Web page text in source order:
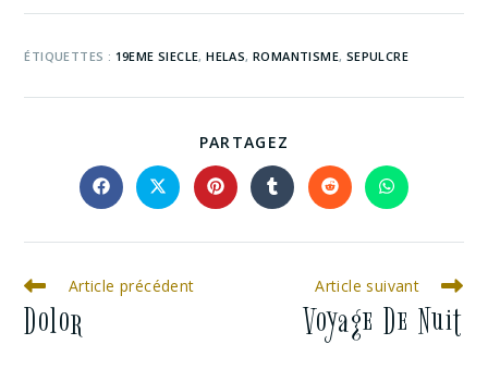
ÉTIQUETTES : 19EME SIECLE, HELAS, ROMANTISME, SEPULCRE
PARTAGEZ
Article précédent
Dolor
Article suivant
Voyage De Nuit